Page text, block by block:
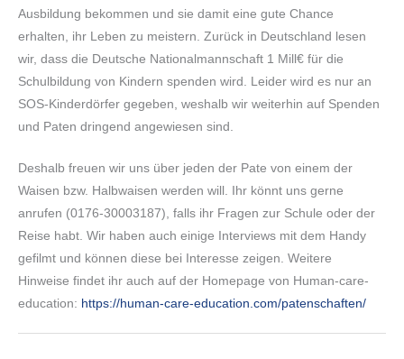
Ausbildung bekommen und sie damit eine gute Chance
erhalten, ihr Leben zu meistern. Zurück in Deutschland lesen
wir, dass die Deutsche Nationalmannschaft 1 Mill€ für die
Schulbildung von Kindern spenden wird. Leider wird es nur an
SOS-Kinderdörfer gegeben, weshalb wir weiterhin auf Spenden
und Paten dringend angewiesen sind.
Deshalb freuen wir uns über jeden der Pate von einem der
Waisen bzw. Halbwaisen werden will. Ihr könnt uns gerne
anrufen (0176-30003187), falls ihr Fragen zur Schule oder der
Reise habt. Wir haben auch einige Interviews mit dem Handy
gefilmt und können diese bei Interesse zeigen. Weitere
Hinweise findet ihr auch auf der Homepage von Human-care-
education: https://human-care-education.com/patenschaften/